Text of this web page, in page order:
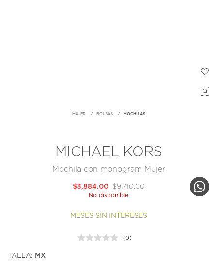
MUJER BOLSAS MOCHILAS
MICHAEL KORS
Mochila con monogram Mujer
$9,710.00
$3,884.00
No disponible
MESES SIN INTERESES
Sin
(0)
TALLA: MX